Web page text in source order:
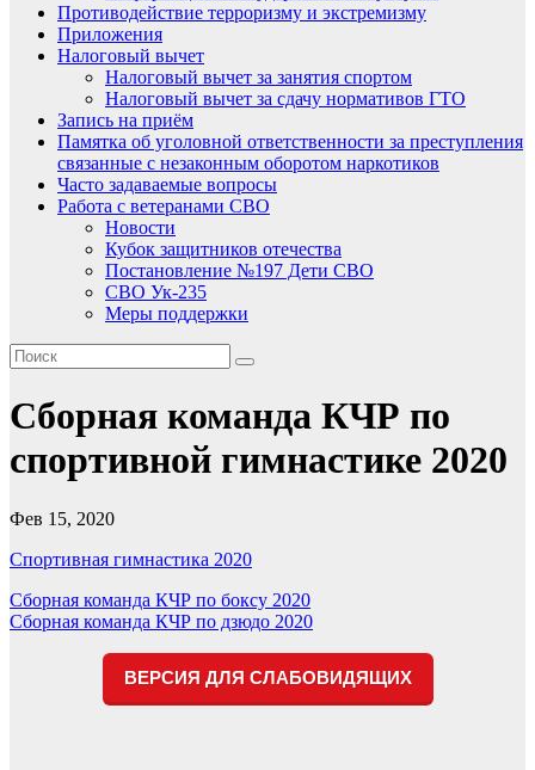
Противодействие терроризму и экстремизму
Приложения
Налоговый вычет
Налоговый вычет за занятия спортом
Налоговый вычет за сдачу нормативов ГТО
Запись на приём
Памятка об уголовной ответственности за преступления
связанные с незаконным оборотом наркотиков
Часто задаваемые вопросы
Работа с ветеранами СВО
Новости
Кубок защитников отечества
Постановление №197 Дети СВО
СВО Ук-235
Меры поддержки
Сборная команда КЧР по
спортивной гимнастике 2020
Фев 15, 2020
Спортивная гимнастика 2020
Навигация
по
записям
Сборная команда КЧР по боксу 2020
Сборная команда КЧР по дзюдо 2020
ВЕРСИЯ ДЛЯ СЛАБОВИДЯЩИХ